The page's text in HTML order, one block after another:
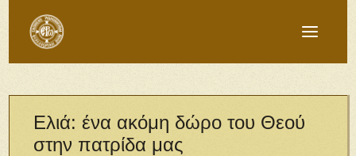
Ελιά: ένα ακόμη δώρο του Θεού
στην πατρίδα μας